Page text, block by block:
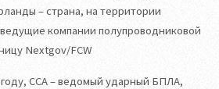
– страна, на территории
компании полупроводниковой
Nextgov/FCW
CCA – ведомый ударный БПЛА,